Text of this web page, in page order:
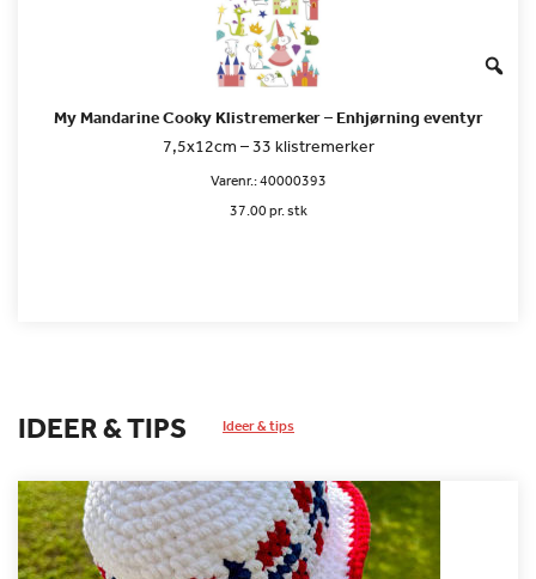
My Mandarine Cooky Klistremerker – Enhjørning eventyr
7,5x12cm – 33 klistremerker
Varenr.:40000393
37.00 pr. stk
IDEER & TIPS Ideer & tips